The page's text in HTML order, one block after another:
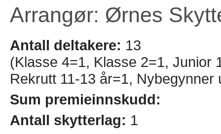
Arrangør: Ørnes
Antall deltakere: 13
(Klasse 4=1, Klasse 2=1, Junior
Rekrutt 11-13 år=1,
Sum premieinnskudd:
Antall skytterlag: 1